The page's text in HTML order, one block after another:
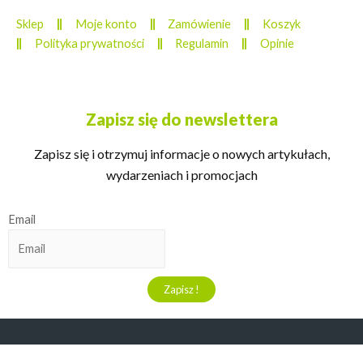
Sklep Moje konto Zamówienie
Koszyk
Polityka prywatności
Regulamin Opinie
Zapisz się do newslettera
Zapisz się i otrzymuj informacje o nowych artykułach,
wydarzeniach i promocjach
Email